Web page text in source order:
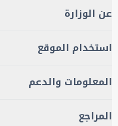
عن الوزارة
استخدام الموقع
المعلومات والدعم
المراجع